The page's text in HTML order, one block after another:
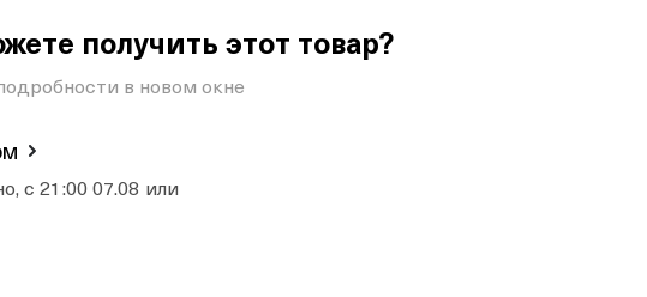
получить этот товар?
в новом окне
с 21:00 07.08 или